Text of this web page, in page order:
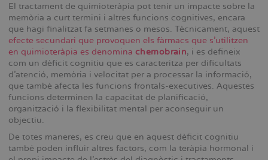
El tractament de quimioteràpia pot tenir un impacte sobre la
memòria a curt termini i altres funcions cognitives, encara
que hagi finalitzat fa setmanes o mesos. Tècnicament, aquest
efecte secundari que provoquen els fàrmacs que s'utilitzen
en quimioteràpia es denomina chemobrain, i es defineix
com un dèficit cognitiu que es caracteritza per dificultats
d'atenció, memòria i velocitat per a processar la informació,
que també afecta les funcions frontals-executives. Aquestes
funcions determinen la capacitat de planificació,
organització i la flexibilitat mental per aconseguir un
objectiu.
De totes maneres, es creu que en aquest dèficit cognitiu
també poden influir altres factors, com la teràpia hormonal i